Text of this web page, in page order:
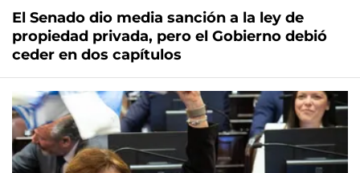
El Senado dio media sanción a la ley de
propiedad privada, pero el Gobierno debió
ceder en dos capítulos